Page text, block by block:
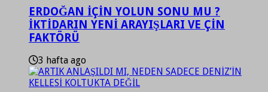
ERDOĞAN İÇİN YOLUN SONU MU ?
İKTİDARIN YENİ ARAYIŞLARI VE ÇİN
FAKTÖRÜ
3 hafta ago